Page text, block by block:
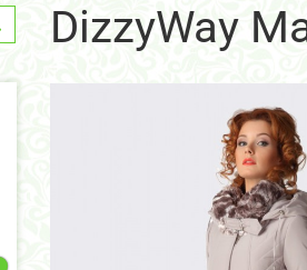
DizzyWay